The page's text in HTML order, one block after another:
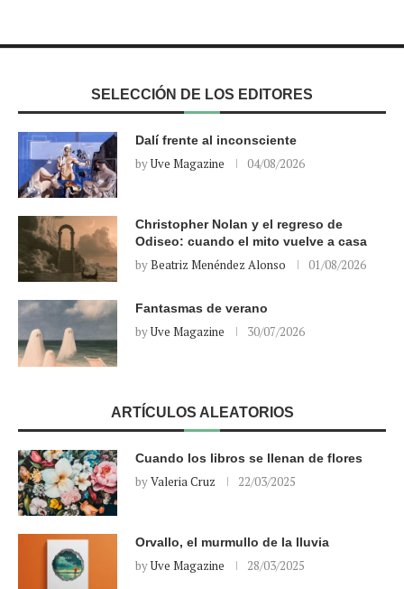
SELECCIÓN DE LOS EDITORES
Dalí frente al inconsciente
byUve Magazine 04/08/2026
Christopher Nolan y el regreso de
Odiseo: cuando el mito vuelve a casa
byBeatriz Menéndez Alonso 01/08/2026
Fantasmas de verano
byUve Magazine 30/07/2026
ARTÍCULOS ALEATORIOS
Cuando los libros se llenan de flores
byValeria Cruz 22/03/2025
Orvallo, el murmullo de la lluvia
byUve Magazine 28/03/2025